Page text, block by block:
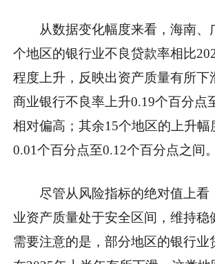
从数据变化幅度来看，海南、
个地区的银行业不良贷款率相比
程度上升，反映出资产质量有所下
商业银行不良率上升0.19个百分点
相对偏高；其余15个地区的上升幅
0.01个百分点至0.12个百分点之间。
尽管从风险指标的绝对值上看
业资产质量处于安全区间，维持稳
需要注意的是，部分地区的银行业